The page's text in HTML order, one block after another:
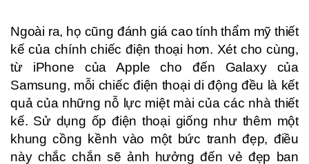
Ngoài ra, họ cũng đánh giá cao tính thẩm mỹ thiết
kế của chính chiếc điện thoại hơn. Xét cho cùng,
từ iPhone của Apple cho đến Galaxy của
Samsung, mỗi chiếc điện thoại di động đều là kết
quả của những nỗ lực miệt mài của các nhà thiết
kế. Sử dụng ốp điện thoại giống như thêm một
khung cồng kềnh vào một bức tranh đẹp, điều
này chắc chắn sẽ ảnh hưởng đến vẻ đẹp ban